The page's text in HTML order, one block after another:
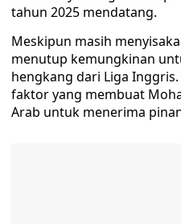
tahun 2025 mendatang.
Meskipun masih
menutup kemungkinan
hengkang dari Liga
faktor yang membuat
Arab untuk menerima